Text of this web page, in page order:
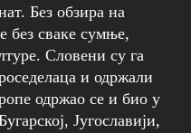
Без обзира на
без сваке сумње,
Словени су га
и одржали
одржао се и био у
Југославији,